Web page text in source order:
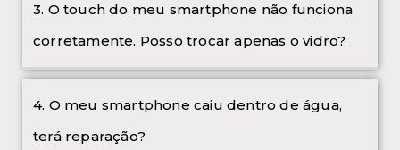
3. O touch do meu smartphone não funciona
corretamente. Posso trocar apenas o vidro?
4. O meu smartphone caiu dentro de água,
terá reparação?